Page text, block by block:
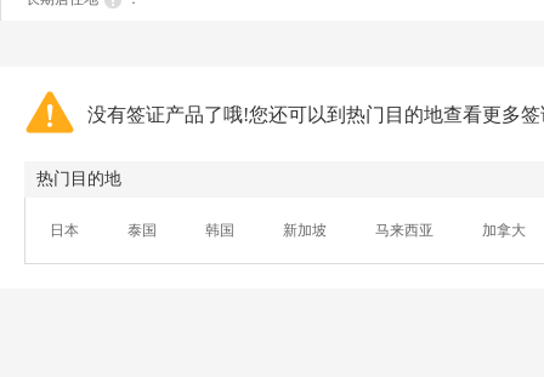
没有签证产品了哦!您还可以到热门目的地查看更多
热门目的地
日本 泰国 韩国 新加坡 马来西亚 加拿大